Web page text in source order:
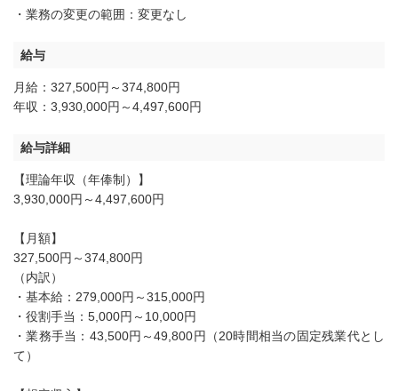
・業務の変更の範囲：変更なし
給与
月給：327,500円～374,800円
年収：3,930,000円～4,497,600円
給与詳細
【理論年収（年俸制）】
3,930,000円～4,497,600円
【月額】
327,500円～374,800円
（内訳）
・基本給：279,000円～315,000円
・役割手当：5,000円～10,000円
・業務手当：43,500円～49,800円（20時間相当の固定残業代とし
て）